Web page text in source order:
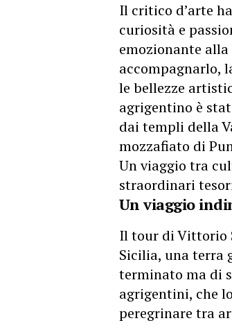
Il critico d’arte
curiosità e
emozionante
accompagnarlo,
le bellezze
agrigentino è
dai templi della
mozzafiato di
Un viaggio tra
straordinari
Un viaggio
Il tour di Vittorio
Sicilia, una terra
terminato ma di
agrigentini, che
peregrinare tra